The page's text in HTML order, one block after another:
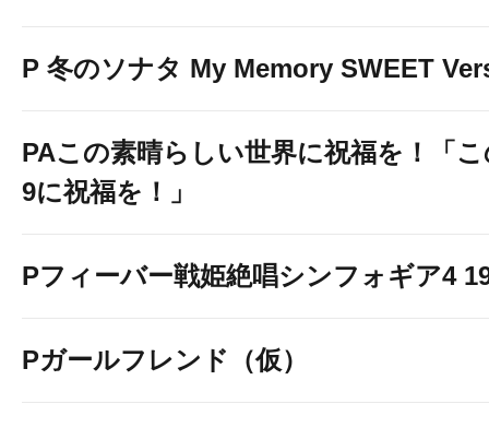
P 冬のソナタ My Memory SWEET
PAこの素晴らしい世界に祝福を！「
9に祝福を！」
Pフィーバー戦姫絶唱シンフォギア4
Pガールフレンド（仮）